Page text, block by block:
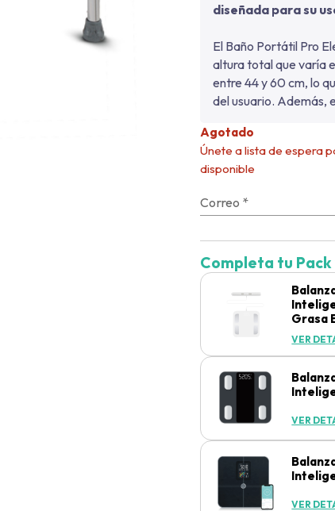
diseñada para su
El Baño Portátil Pro
altura total que varía
entre 44 y 60 cm, lo
del usuario. Además,
Agotado
Únete a lista de espera
disponible
Correo *
Completa tu
Grasa
VER
VER
VER